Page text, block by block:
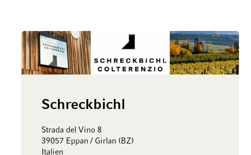
Schreckbichl
Strada del Vino 8
39057 Eppan / Girlan (BZ)
Italien